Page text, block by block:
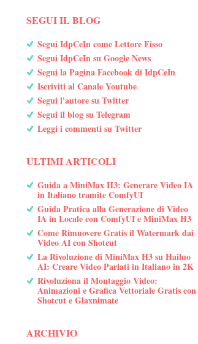
SEGUI IL BLOG
Segui IdpCeIn come Lettore Fisso
Segui IdpCeIn su Google News
Segui la Pagina Facebook di IdpCeIn
Iscriviti al Canale Youtube
Segui l'autore su Twitter
Segui il blog su Telegram
Leggi i commenti su Twitter
ULTIMI ARTICOLI
Guida a MiniMax H3: Generare Video IA
in Italiano tramite ComfyUI
Guida Pratica alla Generazione di Video
IA in Locale con ComfyUI e MiniMax H3
Come Rimuovere Gratis il Watermark dai
Video AI con Shotcut
La Rivoluzione di MiniMax H3 su Hailuo
AI: Creare Video Parlati in Italiano in 2K
Rivoluziona il Montaggio Video:
Animazioni e Grafica Vettoriale Gratis con
Shotcut e Glaxnimate
ARCHIVIO